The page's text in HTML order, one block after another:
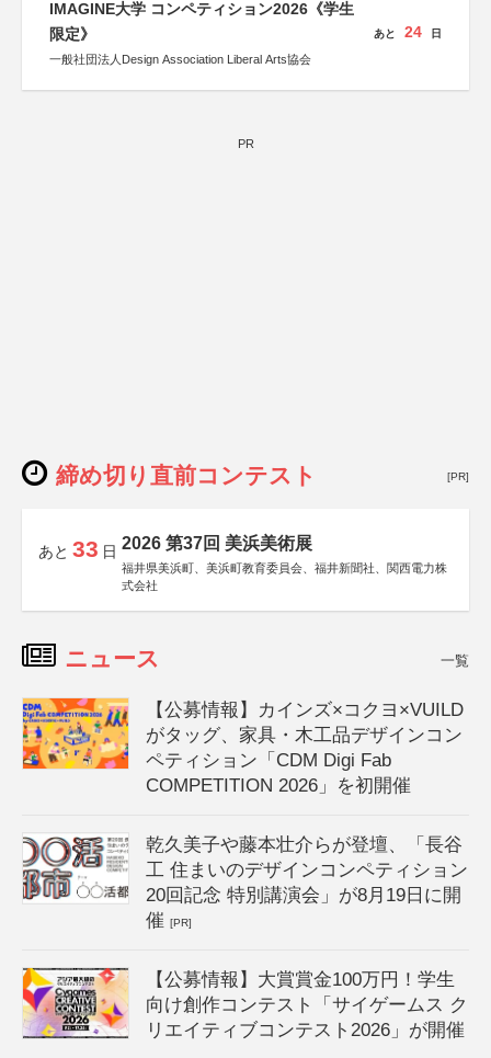
IMAGINE大学 コンペティション2026《学生
限定》
一般社団法人Design Association Liberal Arts協会
あと 24 日
PR
締め切り直前コンテスト [PR]
あと 33 日 2026 第37回 美浜美術展
福井県美浜町、美浜町教育委員会、福井新聞社、関西電力株
式会社
ニュース 一覧
【公募情報】カインズ×コクヨ×VUILD
がタッグ、家具・木工品デザインコン
ペティション「CDM Digi Fab
COMPETITION 2026」を初開催
乾久美子や藤本壮介らが登壇、「長谷
工 住まいのデザインコンペティション
20回記念 特別講演会」が8月19日に開
催[PR]
【公募情報】大賞賞金100万円！学生
向け創作コンテスト「サイゲームス ク
リエイティブコンテスト2026」が開催